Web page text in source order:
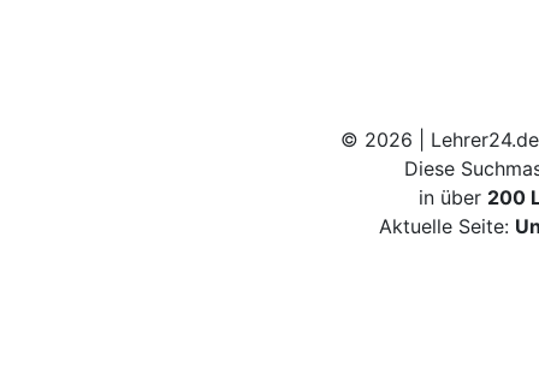
© 2026 |
Diese
in über 200
Aktuelle Seite: